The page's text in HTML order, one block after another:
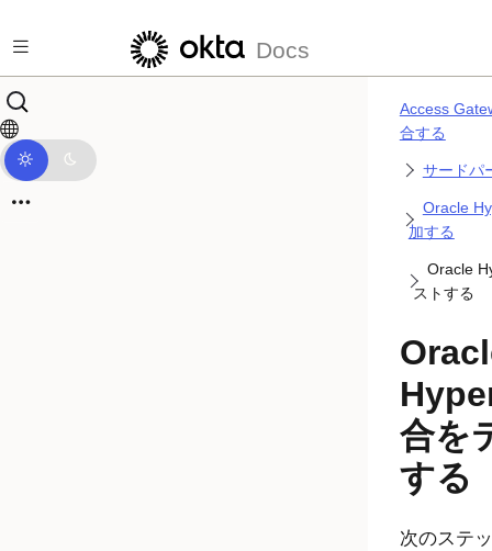
Docs
Access
合する
サードパ
Oracle
加する
Oracle
ストする
合を
する
次のステ